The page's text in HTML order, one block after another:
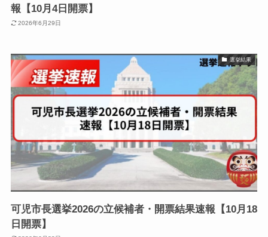
報【10月4日開票】
2026年6月29日
選挙結果
可児市長選挙2026の立候補者・開票結果速報【10月18
日開票】